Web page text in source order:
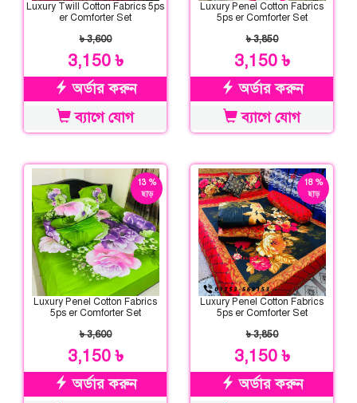
Luxury Twill Cotton Fabrics 5ps
er Comforter Set
৳ 3,600
3,150 ৳
অর্ডার করুন
ব্যাগে যোগ
Luxury Penel Cotton Fabrics
5ps er Comforter Set
৳ 3,850
3,150 ৳
অর্ডার করুন
ব্যাগে যোগ
13 %
ছাড়
Luxury Penel Cotton Fabrics
5ps er Comforter Set
৳ 3,600
3,150 ৳
অর্ডার করুন
18 %
ছাড়
Luxury Penel Cotton Fabrics
5ps er Comforter Set
৳ 3,850
3,150 ৳
অর্ডার করুন